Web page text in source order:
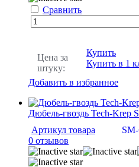
Сравнить
Цена за
штуку:
Купить
Купить в 1
Добавить в избранное
Дюбель-гвоздь Tech-Krep
Артикул товара
0 отзывов